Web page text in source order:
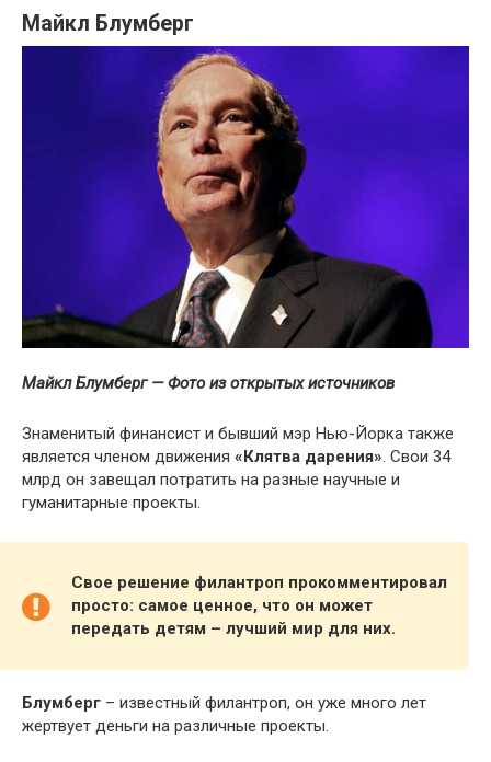
Майкл Блумберг
Майкл Блумберг — Фото из открытых источников
Знаменитый финансист и бывший мэр Нью-Йорка также
является членом движения «Клятва дарения». Свои 34
млрд он завещал потратить на разные научные и
гуманитарные проекты.
Свое решение филантроп прокомментировал
просто: самое ценное, что он может
передать детям – лучший мир для них.
Блумберг – известный филантроп, он уже много лет
жертвует деньги на различные проекты.